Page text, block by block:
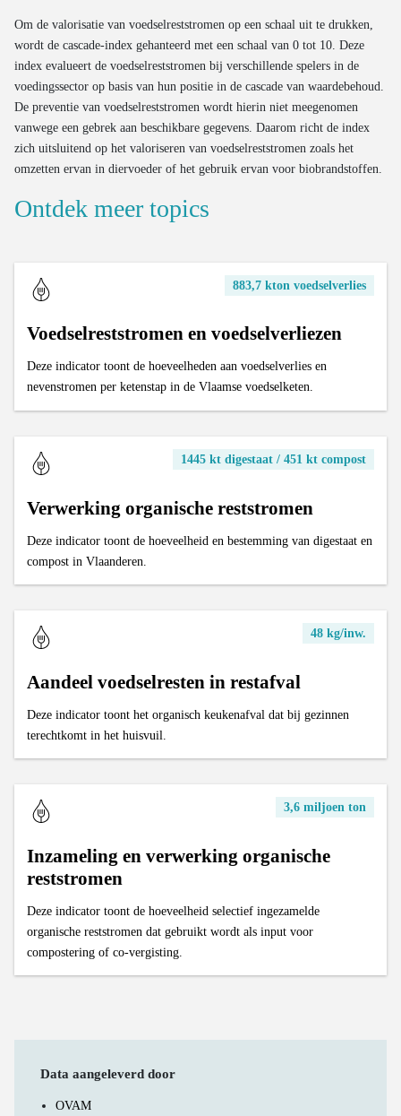
Om de valorisatie van voedselreststromen op een schaal uit te drukken,
wordt de cascade-index gehanteerd met een schaal van 0 tot 10. Deze
index evalueert de voedselreststromen bij verschillende spelers in de
voedingssector op basis van hun positie in de cascade van waardebehoud.
De preventie van voedselreststromen wordt hierin niet meegenomen
vanwege een gebrek aan beschikbare gegevens. Daarom richt de index
zich uitsluitend op het valoriseren van voedselreststromen zoals het
omzetten ervan in diervoeder of het gebruik ervan voor biobrandstoffen.
Ontdek meer topics
883,7 kton voedselverlies
Voedselreststromen en voedselverliezen
Deze indicator toont de hoeveelheden aan voedselverlies en
nevenstromen per ketenstap in de Vlaamse voedselketen.
1445 kt digestaat / 451 kt compost
Verwerking organische reststromen
Deze indicator toont de hoeveelheid en bestemming van digestaat en
compost in Vlaanderen.
48 kg/inw.
Aandeel voedselresten in restafval
Deze indicator toont het organisch keukenafval dat bij gezinnen
terechtkomt in het huisvuil.
3,6 miljoen ton
Inzameling en verwerking organische
reststromen
Deze indicator toont de hoeveelheid selectief ingezamelde
organische reststromen dat gebruikt wordt als input voor
compostering of co-vergisting.
Data aangeleverd door
OVAM